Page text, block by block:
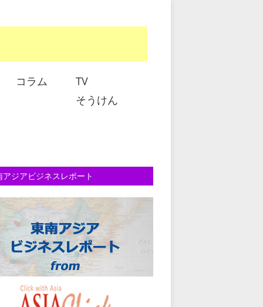
コラム
TV
そうけん
アジアビジネスレポート